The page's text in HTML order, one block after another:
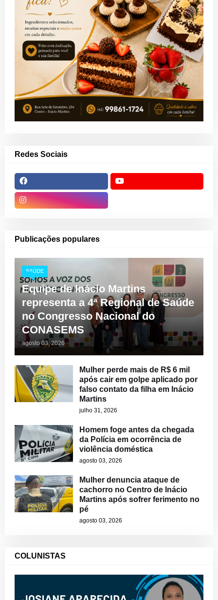
Redes Sociais
Publicações populares
SAÚDE
Equipe de Inácio Martins
representa a 4ª Regional de Saúde
no Congresso Nacional do
CONASEMS
agosto 03, 2026
Mulher perde mais de R$ 6 mil
após cair em golpe aplicado por
falso contato da filha em Inácio
Martins
julho 31, 2026
Homem foge antes da chegada
da Polícia em ocorrência de
violência doméstica
agosto 03, 2026
Mulher denuncia ataque de
cachorro no Centro de Inácio
Martins após sofrer ferimento no
pé
agosto 03, 2026
COLUNISTAS